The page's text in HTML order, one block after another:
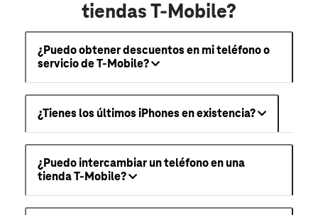
tiendas T-Mobile?
¿Puedo obtener descuentos en mi teléfono o
servicio de T-Mobile?
¿Tienes los últimos iPhones en existencia?
¿Puedo intercambiar un teléfono en una
tienda T-Mobile?